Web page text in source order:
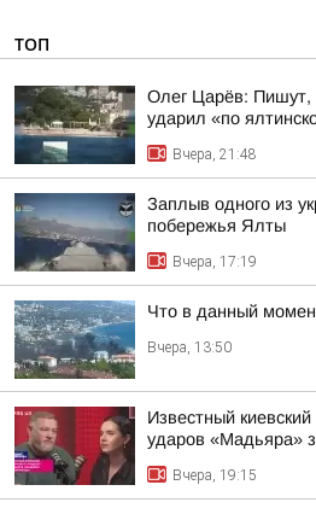
ТОП
Олег Царёв: Пишут,
ударил «по
Вчера, 21:48
Заплыв одного из
побережья Ялты
Вчера, 17:19
Что в данный
Вчера, 13:50
Известный
ударов «Мадьяра»
Вчера, 19:15